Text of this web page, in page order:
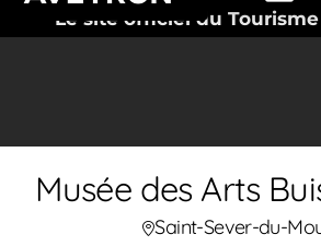
Le site officiel du
Musée des Arts
Saint-Sever-du-